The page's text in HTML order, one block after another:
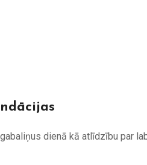
dienā kā atlīdzību par